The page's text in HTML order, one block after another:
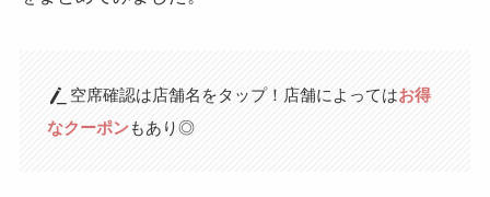
空席確認は店舗名をタップ！店舗によってはお得
なクーポンもあり◎